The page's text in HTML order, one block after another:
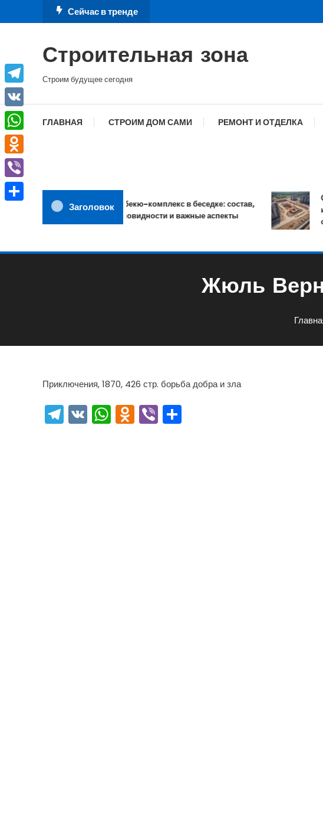
к
Сейчас в тренде
Строительная зона
Строим будущее сегодня
ГЛАВНАЯ СТРОИМ ДОМ САМИ РЕМОНТ И ОТДЕЛКА
ЗаголовокБарбекю-комплекс в беседке: состав,
разновидности и важные аспекты
Жюль
Приключения, 1870, 426 стр. борьба добра и зла
Telegram
VKWhatsApp
Odnoklassniki
Viber
Telegram
VK
WhatsApp
Odnoklassniki
Viber